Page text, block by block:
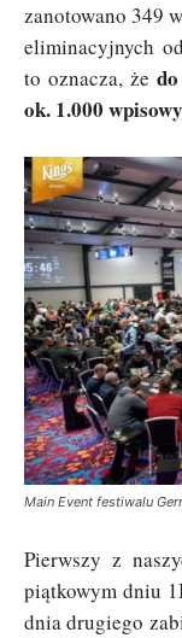
zanotowano 349
eliminacyjnych
to oznacza, że
ok. 1.000
Main Event festiwalu
Pierwszy z
piątkowym dniu
dnia drugiego